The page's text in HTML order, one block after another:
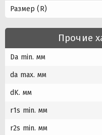
Размер (R)
Прочие
Da min. мм
da max. мм
dK. мм
r1s min. мм
r2s min. мм